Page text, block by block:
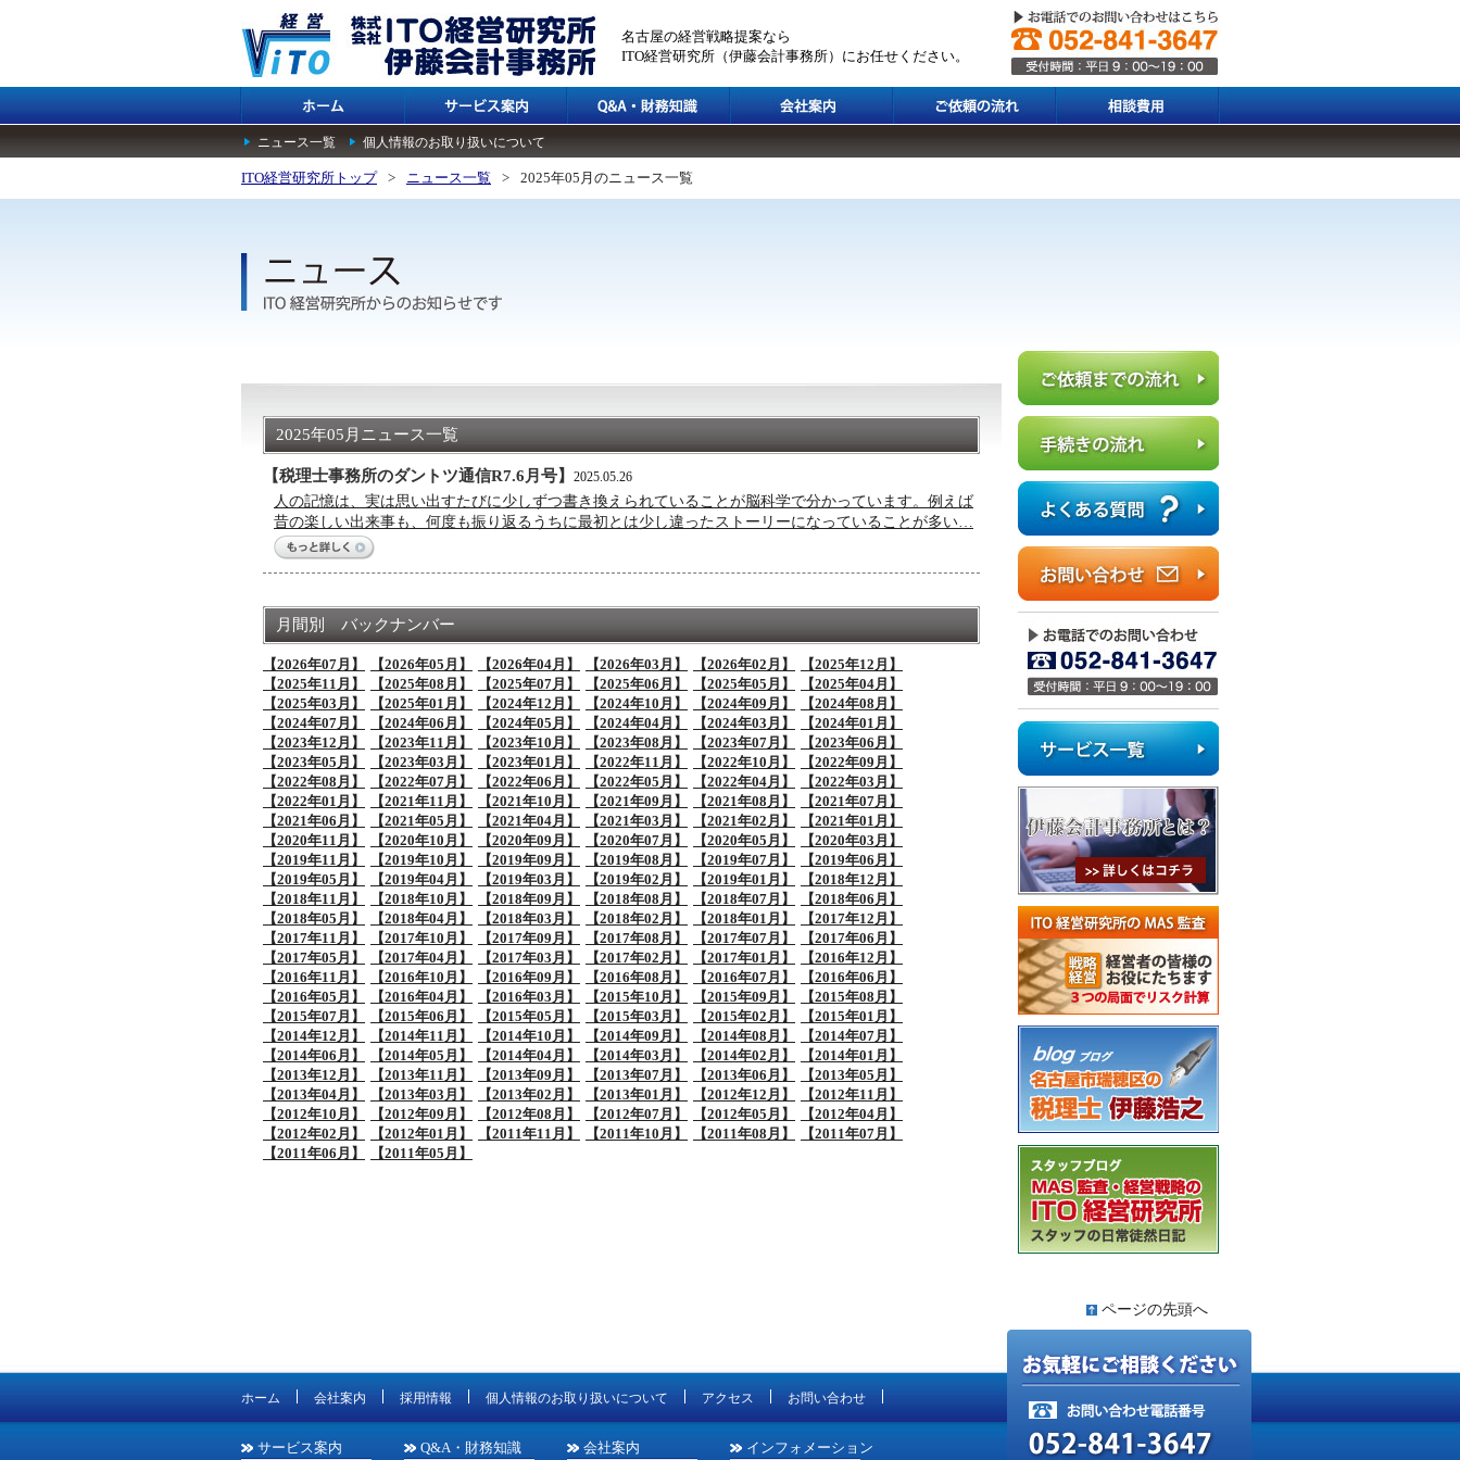
名古屋の経営戦略提案なら
ITO経営研究所（伊藤会計事務所）にお任せください。
ニュース一覧 個人情報のお取り扱いについて
ITO経営研究所トップ > ニュース一覧 > 2025年05月のニュース一覧
2025年05月ニュース一覧
【税理士事務所のダントツ通信R7.6月号】 2025.05.26
人の記憶は、実は思い出すたびに少しずつ書き換えられていることが脳科学で分かっています。例えば
昔の楽しい出来事も、何度も振り返るうちに最初とは少し違ったストーリーになっていることが多い…
月間別 バックナンバー
【2026年07月】 【2026年05月】 【2026年04月】 【2026年03月】 【2026年02月】
【2025年12月】
【2025年11月】
【2025年08月】 【2025年07月】 【2025年06月】 【2025年05月】
【2025年04月】
【2025年03月】
【2025年01月】 【2024年12月】 【2024年10月】 【2024年09月】
【2024年08月】
【2024年07月】
【2024年06月】 【2024年05月】 【2024年04月】 【2024年03月】
【2024年01月】
【2023年12月】
【2023年11月】 【2023年10月】 【2023年08月】 【2023年07月】
【2023年06月】
【2023年05月】
【2023年03月】 【2023年01月】 【2022年11月】 【2022年10月】
【2022年09月】
【2022年08月】
【2022年07月】 【2022年06月】 【2022年05月】 【2022年04月】
【2022年03月】
【2022年01月】
【2021年11月】 【2021年10月】 【2021年09月】 【2021年08月】
【2021年07月】
【2021年06月】
【2021年05月】 【2021年04月】 【2021年03月】 【2021年02月】
【2021年01月】
【2020年11月】
【2020年10月】 【2020年09月】 【2020年07月】 【2020年05月】
【2020年03月】
【2019年11月】
【2019年10月】 【2019年09月】 【2019年08月】 【2019年07月】
【2019年06月】
【2019年05月】
【2019年04月】 【2019年03月】 【2019年02月】 【2019年01月】
【2018年12月】
【2018年11月】
【2018年10月】 【2018年09月】 【2018年08月】 【2018年07月】
【2018年06月】
【2018年05月】
【2018年04月】 【2018年03月】 【2018年02月】 【2018年01月】
【2017年12月】
【2017年11月】
【2017年10月】 【2017年09月】 【2017年08月】 【2017年07月】
【2017年06月】
【2017年05月】
【2017年04月】 【2017年03月】 【2017年02月】 【2017年01月】
【2016年12月】
【2016年11月】
【2016年10月】 【2016年09月】 【2016年08月】 【2016年07月】
【2016年06月】
【2016年05月】
【2016年04月】 【2016年03月】 【2015年10月】 【2015年09月】
【2015年08月】
【2015年07月】
【2015年06月】 【2015年05月】 【2015年03月】 【2015年02月】
【2015年01月】
【2014年12月】
【2014年11月】 【2014年10月】 【2014年09月】 【2014年08月】
【2014年07月】
【2014年06月】
【2014年05月】 【2014年04月】 【2014年03月】 【2014年02月】
【2014年01月】
【2013年12月】
【2013年11月】 【2013年09月】 【2013年07月】 【2013年06月】
【2013年05月】
【2013年04月】
【2013年03月】 【2013年02月】 【2013年01月】 【2012年12月】
【2012年11月】
【2012年10月】
【2012年09月】 【2012年08月】 【2012年07月】 【2012年05月】
【2012年04月】
【2012年02月】
【2012年01月】 【2011年11月】 【2011年10月】 【2011年08月】
【2011年07月】
【2011年06月】
【2011年05月】
ページの先頭へ
ホーム 会社案内 採用情報 個人情報のお取り扱いについて アクセス お問い合わせ
サービス案内 Q&A・財務知識 会社案内 インフォメーション